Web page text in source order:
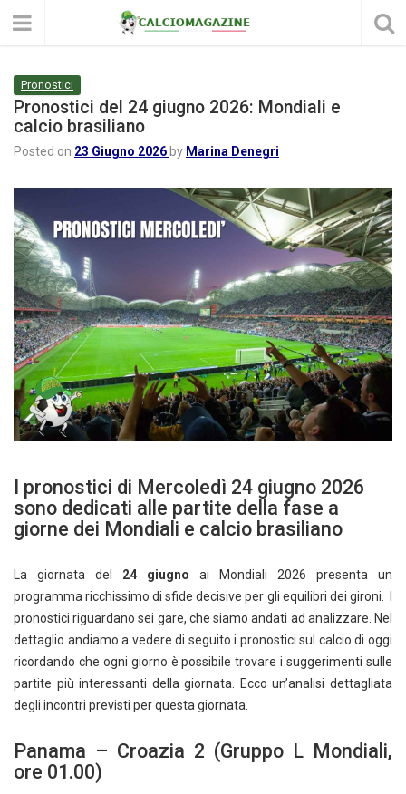
Pronostici
Pronostici del 24 giugno 2026: Mondiali e
calcio brasiliano
Posted on 23 Giugno 2026 by Marina Denegri
I pronostici di Mercoledì 24 giugno 2026
sono dedicati alle partite della fase a
giorne dei Mondiali e calcio brasiliano
La giornata del 24 giugno ai Mondiali 2026 presenta un
programma ricchissimo di sfide decisive per gli equilibri dei gironi. I
pronostici riguardano sei gare, che siamo andati ad analizzare. Nel
dettaglio andiamo a vedere di seguito i pronostici sul calcio di oggi
ricordando che ogni giorno è possibile trovare i suggerimenti sulle
partite più interessanti della giornata. Ecco un’analisi dettagliata
degli incontri previsti per questa giornata.
Panama – Croazia 2 (Gruppo L Mondiali,
ore 01.00)